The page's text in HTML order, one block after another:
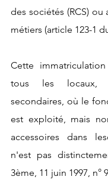
des sociétés (RCS)
métiers (article 123-1
Cette
tous les locaux,
secondaires, où le
est exploité, mais
accessoires dans
n'est pas
3ème, 11 juin 1997, n°